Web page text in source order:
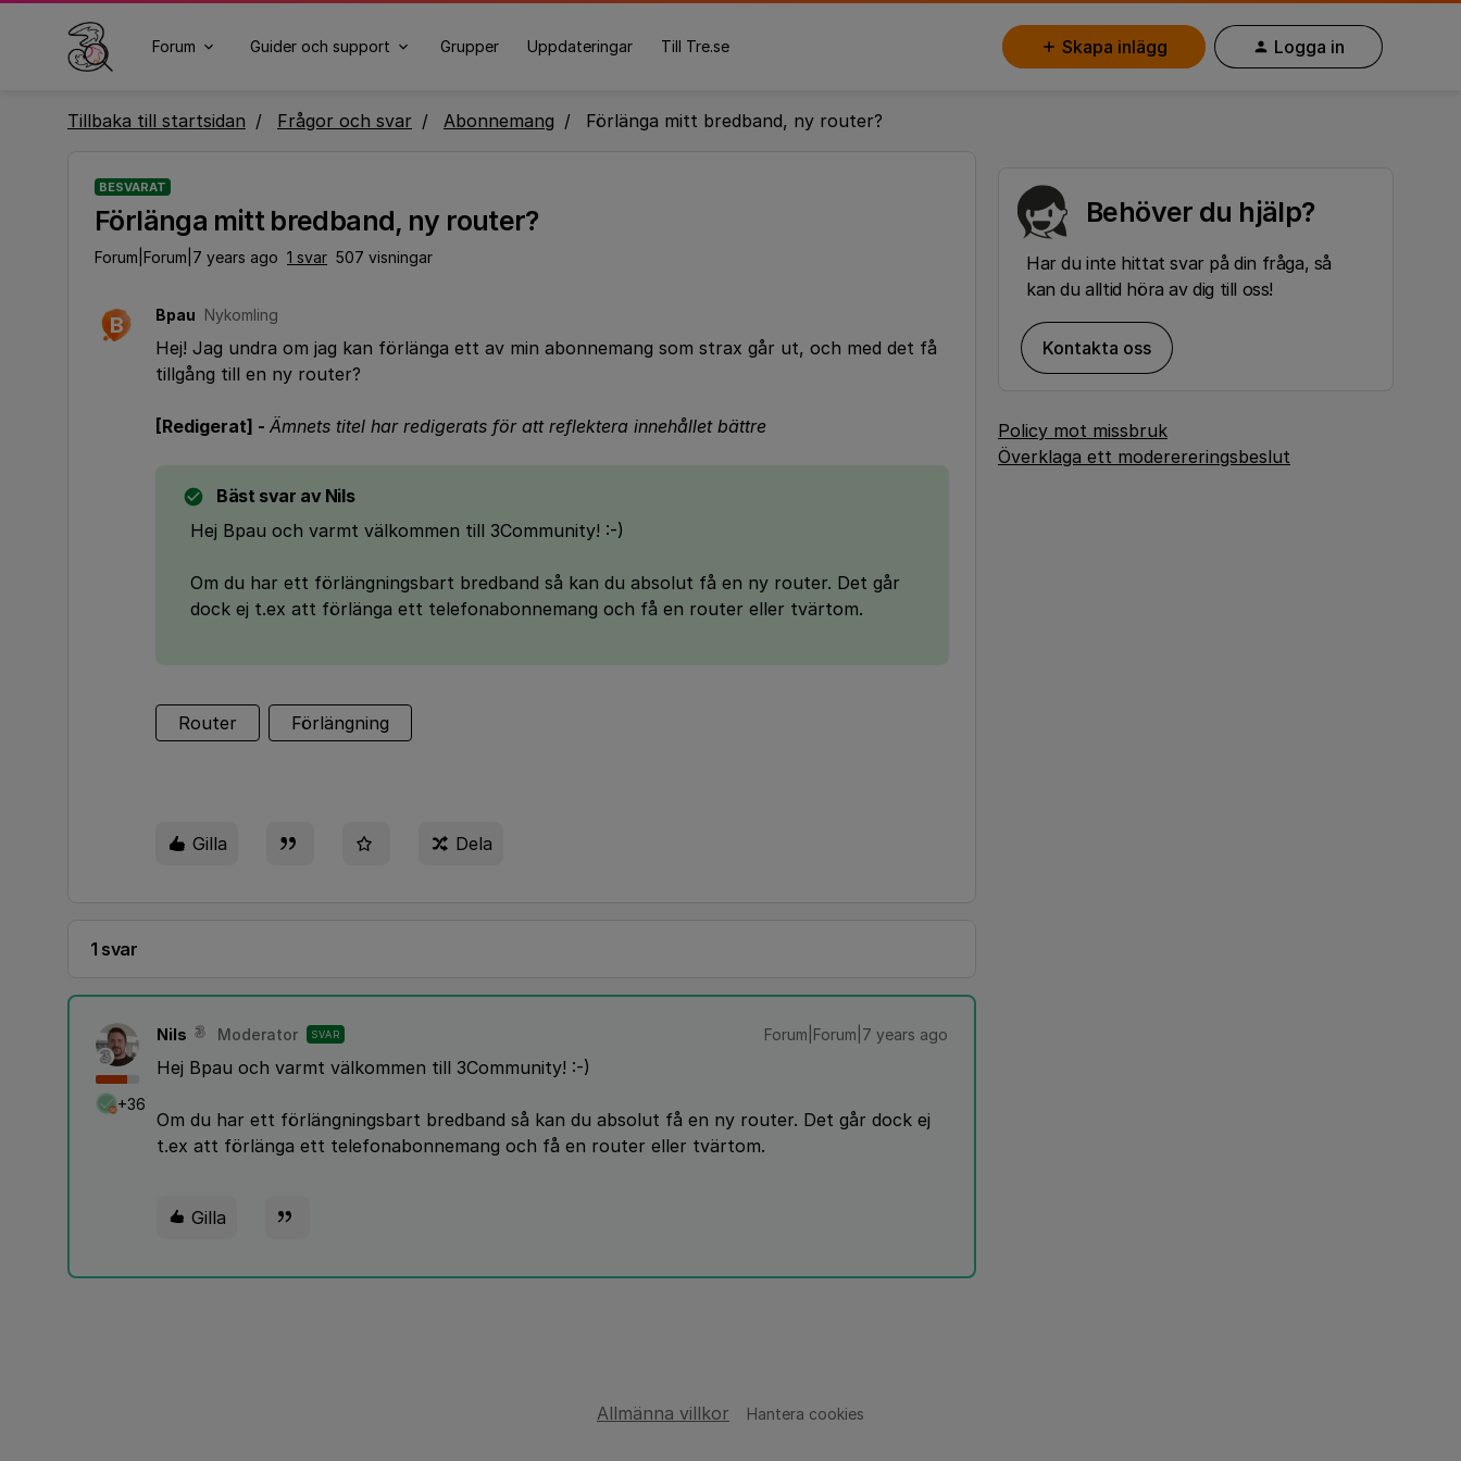
Forum Guider och support Grupper Uppdateringar Till Tre.se Skapa inlägg Logga in
Tillbaka till startsidan Frågor och svar Abonnemang Förlänga mitt bredband, ny router?
BESVARAT
Förlänga mitt bredband, ny router?
Forum|Forum|7 years ago 1 svar 507 visningar
B Bpau Nykomling
Hej! Jag undra om jag kan förlänga ett av min abonnemang som strax går ut, och med det få
tillgång till en ny router?
[Redigerat] - Ämnets titel har redigerats för att reflektera innehållet bättre
Bäst svar av Nils
Hej Bpau och varmt välkommen till 3Community! :-)
Om du har ett förlängningsbart bredband så kan du absolut få en ny router. Det går
dock ej t.ex att förlänga ett telefonabonnemang och få en router eller tvärtom.
Router Förlängning
Gilla Dela
1 svar
+36
Nils Moderator SVAR Forum|Forum|7 years ago
Hej Bpau och varmt välkommen till 3Community! :-)
Om du har ett förlängningsbart bredband så kan du absolut få en ny router. Det går dock ej
t.ex att förlänga ett telefonabonnemang och få en router eller tvärtom.
Gilla
Behöver du hjälp?
Har du inte hittat svar på din fråga, så
kan du alltid höra av dig till oss!
Kontakta oss
Policy mot missbruk
Överklaga ett moderereringsbeslut
Allmänna villkor Hantera cookies